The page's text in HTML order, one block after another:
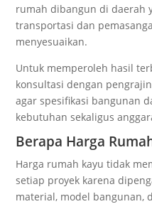
rumah dibangun di daerah
transportasi dan
menyesuaikan.
Untuk memperoleh hasil
konsultasi dengan
agar spesifikasi bangunan
kebutuhan sekaligus
Berapa Harga
Harga rumah kayu tidak
setiap proyek karena
material, model bangunan,